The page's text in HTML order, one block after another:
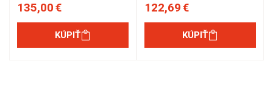
135,00 €
KÚPIŤ
122,69 €
KÚPIŤ